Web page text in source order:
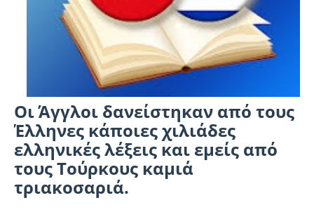
Οι Άγγλοι δανείστηκαν από τους
Έλληνες κάποιες χιλιάδες
ελληνικές λέξεις και εμείς από
τους Τούρκους καμιά
τριακοσαριά.